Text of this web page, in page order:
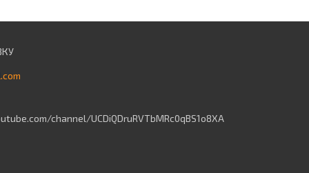
channel/UCDiQDruRVTbMRc0qBS1o8XA